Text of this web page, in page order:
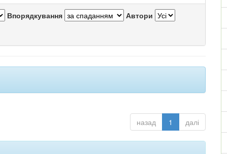
Впорядкування Автори
назад 1 далі